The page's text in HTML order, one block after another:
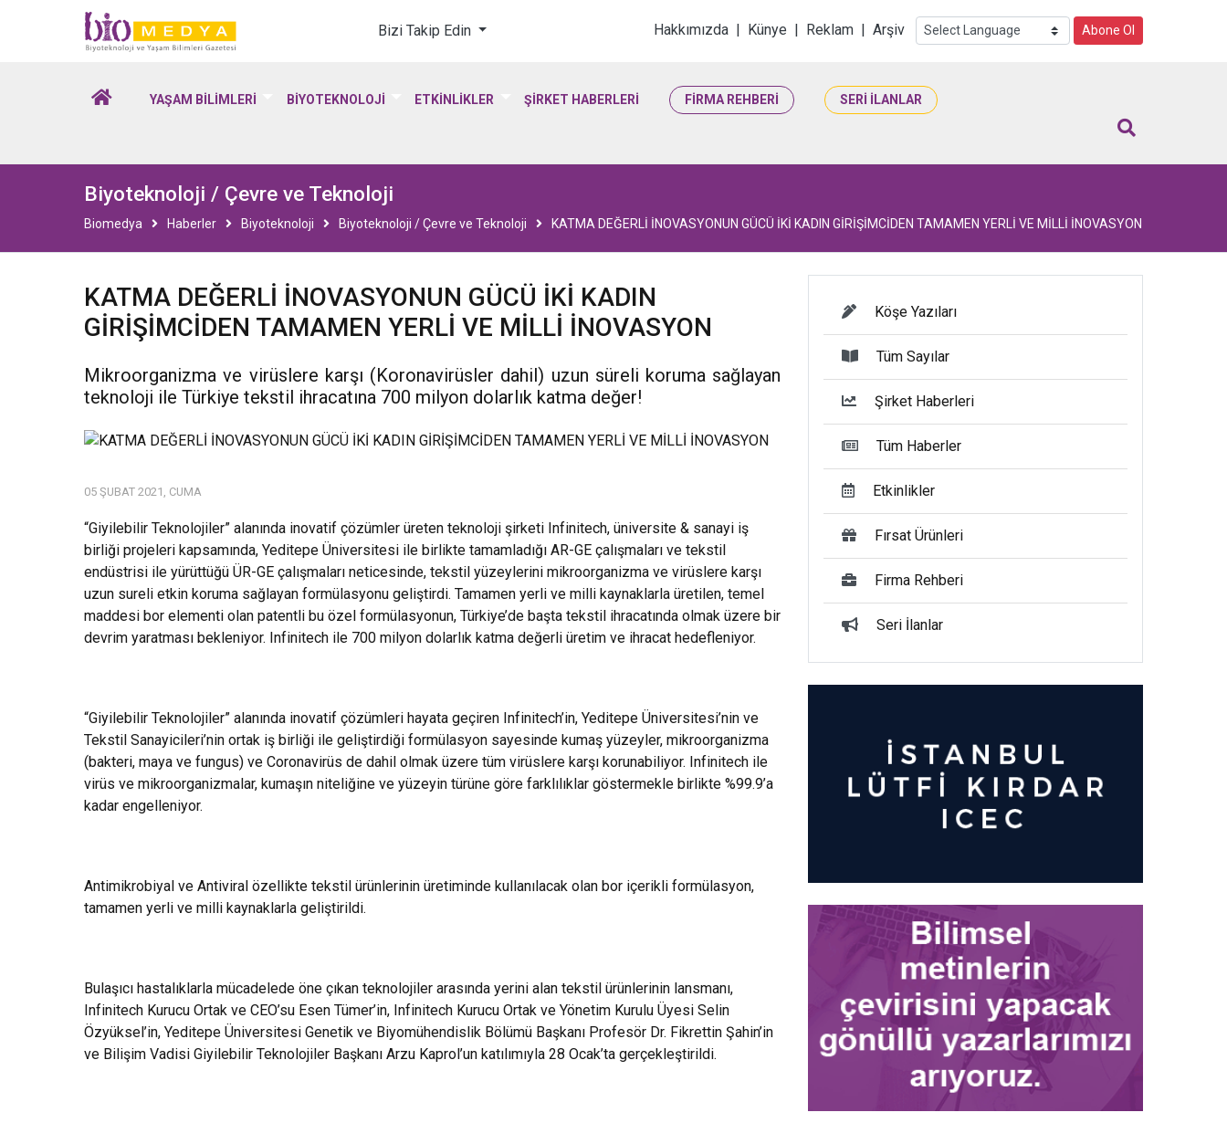
Biomedya - Biyoteknoloji & Yaşam Bilimleri
Bizi Takip Edin Hakkımızda | Künye | Reklam | Arşiv Abone Ol
YAŞAM BİLİMLERİ BİYOTEKNOLOJİ ETKİNLİKLER ŞİRKET HABERLERİ FİRMA REHBERİ SERİ İLANLAR
Biyoteknoloji / Çevre ve Teknoloji
Biomedya Haberler Biyoteknoloji Biyoteknoloji / Çevre ve Teknoloji KATMA DEĞERLİ İNOVASYONUN GÜCÜ İKİ KADIN GİRİŞİMCİDEN TAMAMEN YERLİ VE MİLLİ İNOVASYON
KATMA DEĞERLİ İNOVASYONUN GÜCÜ İKİ KADIN
GİRİŞİMCİDEN TAMAMEN YERLİ VE MİLLİ İNOVASYON
Mikroorganizma ve virüslere karşı (Koronavirüsler dahil) uzun süreli koruma sağlayan
teknoloji ile Türkiye tekstil ihracatına 700 milyon dolarlık katma değer!
05 ŞUBAT 2021, CUMA
“Giyilebilir Teknolojiler” alanında inovatif çözümler üreten teknoloji şirketi Infinitech, üniversite & sanayi iş
birliği projeleri kapsamında, Yeditepe Üniversitesi ile birlikte tamamladığı AR-GE çalışmaları ve tekstil
endüstrisi ile yürüttüğü ÜR-GE çalışmaları neticesinde, tekstil yüzeylerini mikroorganizma ve virüslere karşı
uzun sureli etkin koruma sağlayan formülasyonu geliştirdi. Tamamen yerli ve milli kaynaklarla üretilen, temel
maddesi bor elementi olan patentli bu özel formülasyonun, Türkiye’de başta tekstil ihracatında olmak üzere bir
devrim yaratması bekleniyor. Infinitech ile 700 milyon dolarlık katma değerli üretim ve ihracat hedefleniyor.
“Giyilebilir Teknolojiler” alanında inovatif çözümleri hayata geçiren Infinitech’in, Yeditepe Üniversitesi’nin ve
Tekstil Sanayicileri’nin ortak iş birliği ile geliştirdiği formülasyon sayesinde kumaş yüzeyler, mikroorganizma
(bakteri, maya ve fungus) ve Coronavirüs de dahil olmak üzere tüm virüslere karşı korunabiliyor. Infinitech ile
virüs ve mikroorganizmalar, kumaşın niteliğine ve yüzeyin türüne göre farklılıklar göstermekle birlikte %99.9’a
kadar engelleniyor.
Antimikrobiyal ve Antiviral özellikte tekstil ürünlerinin üretiminde kullanılacak olan bor içerikli formülasyon,
tamamen yerli ve milli kaynaklarla geliştirildi.
Bulaşıcı hastalıklarla mücadelede öne çıkan teknolojiler arasında yerini alan tekstil ürünlerinin lansmanı,
Infinitech Kurucu Ortak ve CEO’su Esen Tümer’in, Infinitech Kurucu Ortak ve Yönetim Kurulu Üyesi Selin
Özyüksel’in, Yeditepe Üniversitesi Genetik ve Biyomühendislik Bölümü Başkanı Profesör Dr. Fikrettin Şahin’in
ve Bilişim Vadisi Giyilebilir Teknolojiler Başkanı Arzu Kaprol’un katılımıyla 28 Ocak’ta gerçekleştirildi.
Köşe Yazıları
Tüm Sayılar
Şirket Haberleri
Tüm Haberler
Etkinlikler
Fırsat Ürünleri
Firma Rehberi
Seri İlanlar